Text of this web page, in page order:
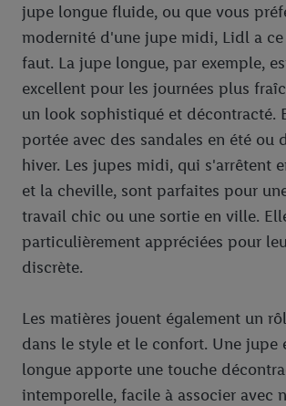
jupe longue fluide, ou que vous
modernité d'une jupe midi, Lidl a
faut. La jupe longue, par exemple,
excellent pour les journées plus
un look sophistiqué et décontracté.
portée avec des sandales en été ou
hiver. Les jupes midi, qui s'arrêtent
et la cheville, sont parfaites pour
travail chic ou une sortie en ville.
particulièrement appréciées pour
discrète.
Les matières jouent également un
dans le style et le confort. Une jupe
longue apporte une touche
intemporelle, facile à associer avec